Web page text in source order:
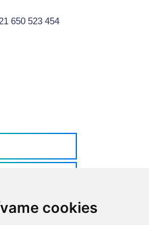
cookies
650 523 454